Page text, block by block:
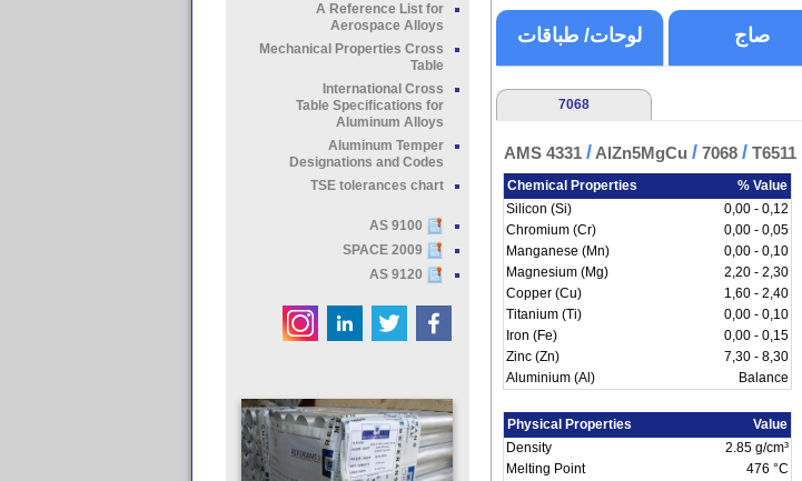
A Reference List for
Aerospace Alloys
Mechanical Properties Cross
Table
International Cross
Table Specifications for
Aluminum Alloys
Aluminum Temper
Designations and Codes
TSE tolerances chart
لوحات/ طباقات صاج
7068
AMS 4331 / AlZn5MgCu / 7068 / T6511
Chemical Properties
% Value
Silicon (Si)
0,00 - 0,12
Chromium (Cr)
0,00 - 0,05
Manganese (Mn)
0,00 - 0,10
Magnesium (Mg)
2,20 - 2,30
Copper (Cu)
1,60 - 2,40
Titanium (Ti)
0,00 - 0,10
Iron (Fe)
0,00 - 0,15
Zinc (Zn)
7,30 - 8,30
Aluminium (Al)
Balance
Physical Properties
Value
Density
2.85 g/cm³
Melting Point
476 °C